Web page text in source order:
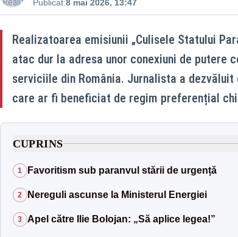
Publicat:8 mai 2026, 13:47
Realizatoarea emisiunii „Culisele Statului
atac dur la adresa unor conexiuni de putere
serviciile din România. Jurnalista a
care ar fi beneficiat de regim preferențial
CUPRINS
1 Favoritism sub paranvul stării de urgență
2 Nereguli ascunse la Ministerul Energiei
3 Apel către Ilie Bolojan: „Să aplice legea!”